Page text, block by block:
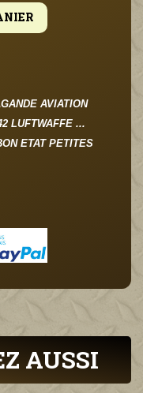
AVIATION
LUFTWAFFE ...
ETAT PETITES
AUSSI